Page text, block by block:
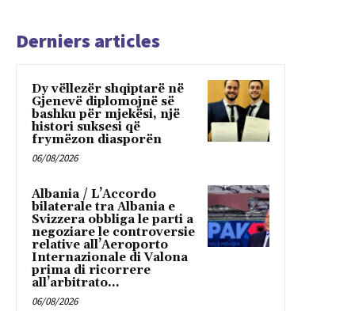
Derniers articles
Dy vëllezër shqiptarë në
Gjenevë diplomojnë së
bashku për mjekësi, një
histori suksesi që
frymëzon diasporën
06/08/2026
Albania / L’Accordo
bilaterale tra Albania e
Svizzera obbliga le parti a
negoziare le controversie
relative all’Aeroporto
Internazionale di Valona
prima di ricorrere
all’arbitrato...
06/08/2026